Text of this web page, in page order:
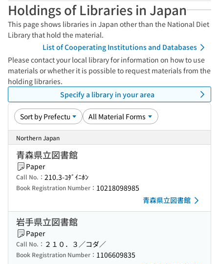
Holdings of Libraries in Japan
This page shows libraries in Japan other than the National Diet
Library that hold the material.
List of Cooperating Institutions and Databases
Please contact your local library for information on how to use
materials or whether it is possible to request materials from the
holding libraries.
Specify a library in your area
Northern Japan
青森県立図書館
Paper
Call No.： 210.3-ｺﾀﾞｲﾆﾎﾝ
Book Registration Number： 10218098985
青森県立図書館
岩手県立図書館
Paper
Call No.： ２１０．３／コダ／
Book Registration Number： 1106609835